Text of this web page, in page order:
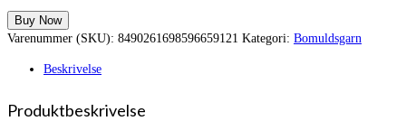
pris
var:
er:
Buy Now
Varenummer (SKU): 8490261698596659121 Kategori: Bomuldsgarn
Beskrivelse
Produktbeskrivelse